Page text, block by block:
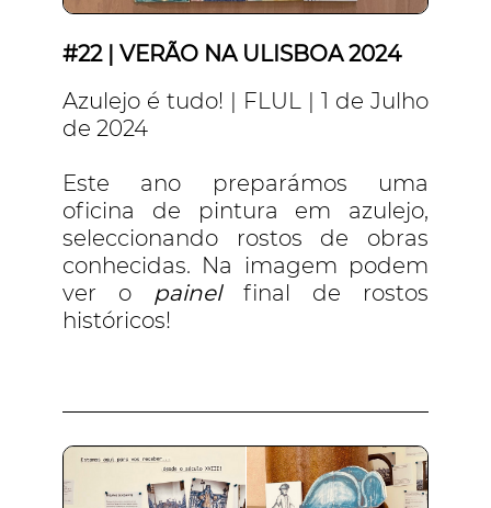
#22 | VERÃO NA ULISBOA 2024
Azulejo é tudo! | FLUL | 1 de Julho
de 2024
Este ano preparámos uma
oficina de pintura em azulejo,
seleccionando rostos de obras
conhecidas. Na imagem podem
ver o painelfinal de rostos
históricos!